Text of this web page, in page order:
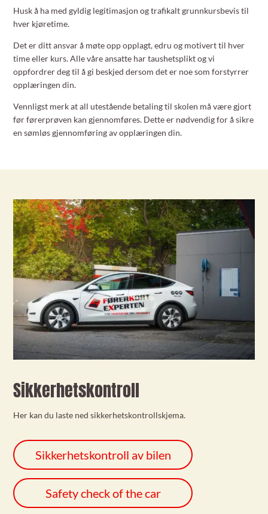
Husk å ha med gyldig legitimasjon og trafikalt grunnkursbevis til
hver kjøretime.
Det er ditt ansvar å møte opp opplagt, edru og motivert til hver
time eller kurs. Alle våre ansatte har taushetsplikt og vi
oppfordrer deg til å gi beskjed dersom det er noe som forstyrrer
opplæringen din.
Vennligst merk at all utestående betaling til skolen må være gjort
før førerprøven kan gjennomføres. Dette er nødvendig for å sikre
en sømløs gjennomføring av opplæringen din.
Sikkerhetskontroll
Her kan du laste ned sikkerhetskontrollskjema.
Sikkerhetskontroll av bilen
Safety check of the car